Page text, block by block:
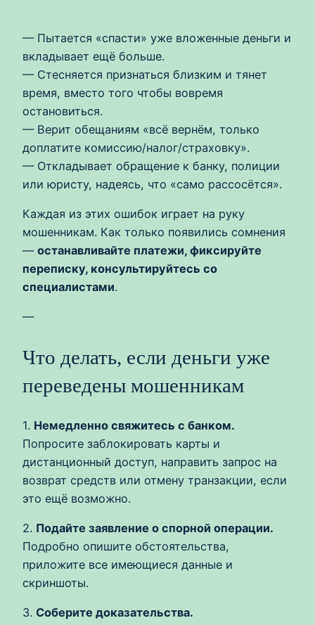
— Пытается «спасти» уже вложенные деньги и
вкладывает ещё больше.
— Стесняется признаться близким и тянет
время, вместо того чтобы вовремя
остановиться.
— Верит обещаниям «всё вернём, только
доплатите комиссию/налог/страховку».
— Откладывает обращение к банку, полиции
или юристу, надеясь, что «само рассосётся».
Каждая из этих ошибок играет на руку
мошенникам. Как только появились сомнения
— останавливайте платежи, фиксируйте
переписку, консультируйтесь со
специалистами.
—
Что делать, если деньги уже
переведены мошенникам
1. Немедленно свяжитесь с банком.
Попросите заблокировать карты и
дистанционный доступ, направить запрос на
возврат средств или отмену транзакции, если
это ещё возможно.
2. Подайте заявление о спорной операции.
Подробно опишите обстоятельства,
приложите все имеющиеся данные и
скриншоты.
3. Соберите доказательства.